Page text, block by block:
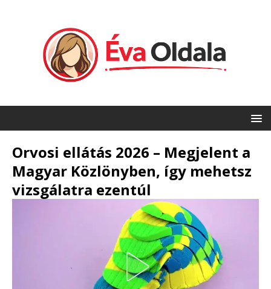
Orvosi ellátás 2026 – Megjelent a
Magyar Közlönyben, így mehetsz
vizsgálatra ezentúl